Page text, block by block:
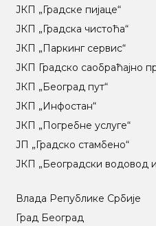
ЈКП „Градске пијаце“
ЈКП „Градска чистоћа“
ЈКП „Паркинг сервис“
ЈКП Градско саобраћајно
ЈКП „Београд пут“
ЈКП „Инфостан“
ЈКП „Погребне услуге“
ЈП „Градско стамбено“
ЈКП „Београдски водовод и
Влада Републике Србије
Град Београд